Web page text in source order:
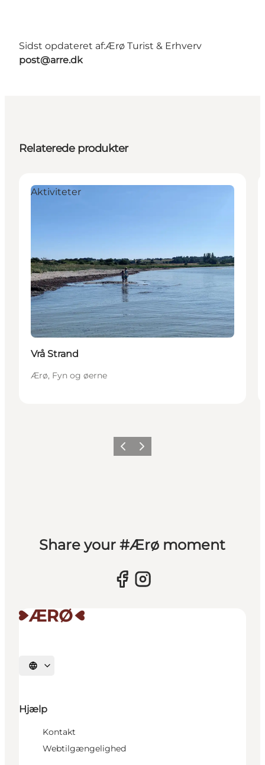
Sidst opdateret af:Ærø Turist & Erhverv
post@arre.dk
Relaterede produkter
Aktiviteter
Vrå Strand
Ærø, Fyn og øerne
ForrigeNæste
Share your #Ærø moment
Vælg sprog
Hjælp
Kontakt
Webtilgængelighed